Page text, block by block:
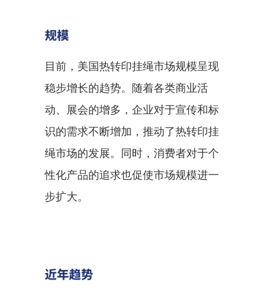
规模
目前，美国热转印挂绳市场规模呈现
稳步增长的趋势。随着各类商业活
动、展会的增多，企业对于宣传和标
识的需求不断增加，推动了热转印挂
绳市场的发展。同时，消费者对于个
性化产品的追求也促使市场规模进一
步扩大。
近年趋势